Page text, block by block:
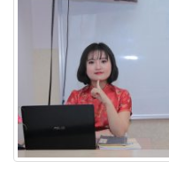
Ngữ pháp
Bài khóa
Bài tập nghe hiểu
Bài tập đọc hiểu
Bài 5
Từ mới